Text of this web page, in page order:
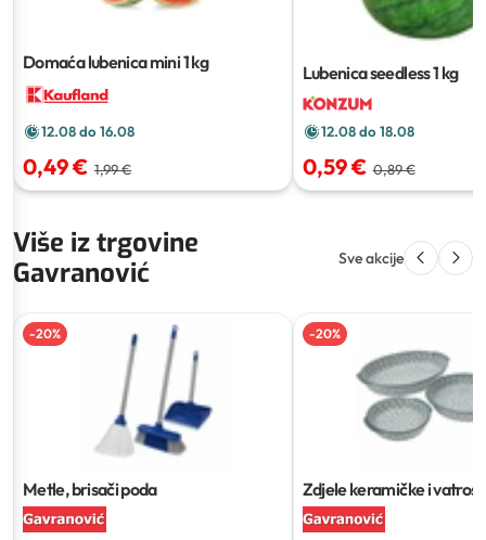
Domaća lubenica mini1 kg
12.08 do 16.08
0,49 € 1,99 €
Lubenica seedless1 kg
12.08 do 18.08
0,59 € 0,89 €
Više iz trgovine
Gavranović
Sve akcije
-20%
Metle, brisači poda
-20%
Zdjele keramičke i
posude